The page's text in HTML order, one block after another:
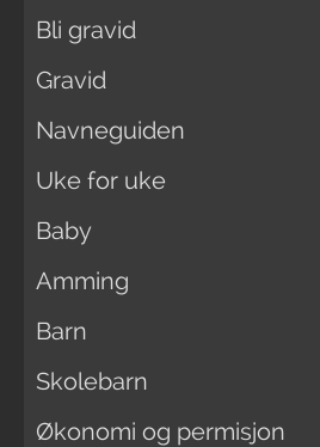
Bli gravid
Gravid
Navneguiden
Uke for uke
Baby
Amming
Barn
Skolebarn
Økonomi og permisjon